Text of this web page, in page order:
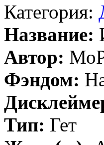
Категория:
Название:
Автор:
Фэндом:
Тип: Гет